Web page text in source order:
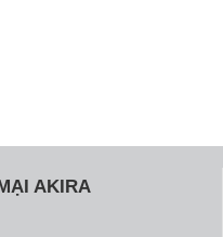
AKIRA